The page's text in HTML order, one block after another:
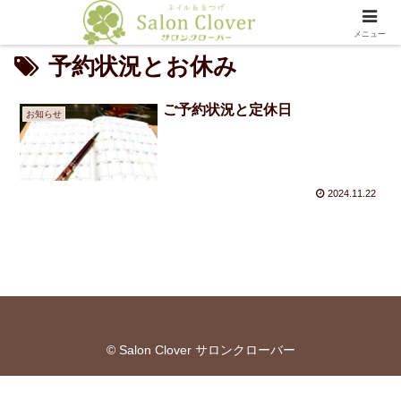
予約状況とお休み
お知らせ ご予約状況と定休日
2024.11.22
© Salon Clover サロンクローバー
メニュー